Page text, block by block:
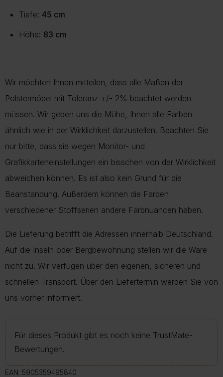
Tiefe: 45 cm
Höhe: 83 cm
Wir möchten Ihnen mitteilen, dass alle Maßen der
Polstermöbel mit Toleranz +/- 2% beachtet werden
müssen. Wir geben uns die Mühe, Ihnen alle Farben
ähnlich wie in der Wirklichkeit darzustellen. Beachten Sie
nur bitte, dass sie wegen Monitor- und
Grafikkarteneinstellungen ein bisschen von der Wirklichkeit
abweichen können. Es ist also kein Grund für die
Beanstandung. Außerdem können die Farben
verschiedener Stoffserien andere Farbnuancen haben.
Die Lieferung betrifft die Adressen innerhalb Deutschland.
Auf die Inseln oder Bergbewohnung stellen wir die Ware
nicht zu. Wir verfügen über den eigenen, sicheren und
schnellen Transport. Über den Liefertermin werden Sie von
uns vorher informiert.
Für dieses Produkt gibt es noch keine TrustMate-
Bewertungen.
EAN: 5905359495840